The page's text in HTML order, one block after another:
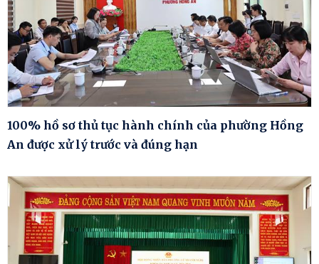
100% hồ sơ thủ tục hành chính của phường Hồng
An được xử lý trước và đúng hạn